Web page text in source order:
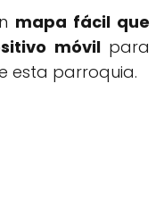
mapa fácil que
móvilpara
esta parroquia.